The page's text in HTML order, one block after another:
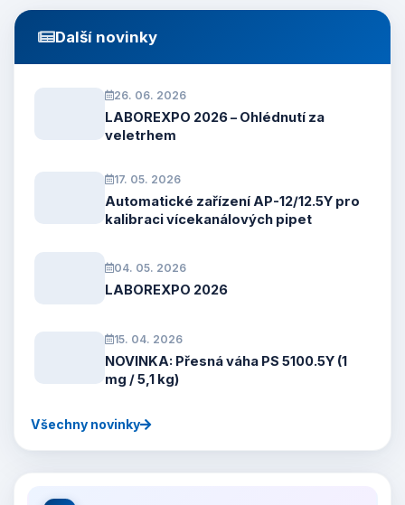
Další novinky
26. 06. 2026
LABOREXPO 2026 – Ohlédnutí za
veletrhem
17. 05. 2026
Automatické zařízení AP-12/12.5Y pro
kalibraci vícekanálových pipet
04. 05. 2026
LABOREXPO 2026
15. 04. 2026
NOVINKA: Přesná váha PS 5100.5Y (1
mg / 5,1 kg)
Všechny novinky